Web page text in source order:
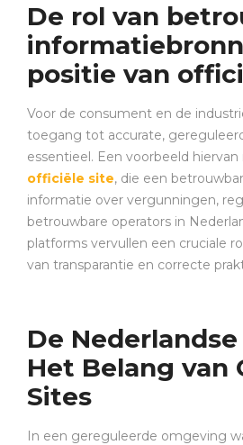
De rol van
positie van
Voor de consument en de
toegang tot accurate,
essentieel. Een voorbeeld hiervan
officiële site, die een
informatie over vergunningen,
betrouwbare operators in
platforms vervullen een cruciale
van transparantie en correcte
De
Het Belang van
Sites
In een gereguleerde omgeving